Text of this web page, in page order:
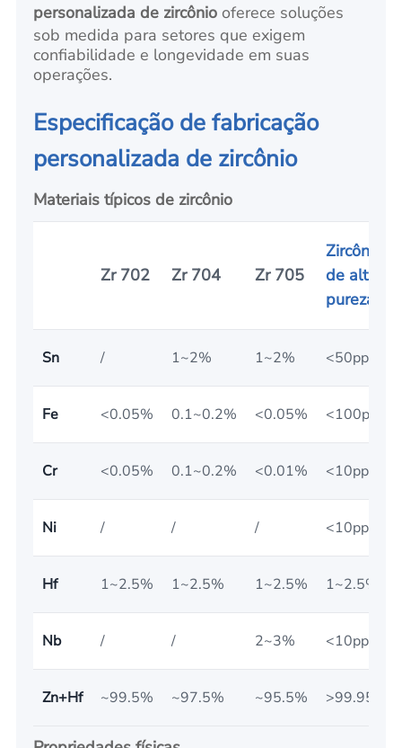
personalizada de zircônio oferece soluções
sob medida para setores que exigem
confiabilidade e longevidade em suas
operações.
Especificação de fabricação
personalizada de zircônio
Materiais típicos de zircônio
Zr 702 Zr 704 Zr 705
Zircônio
de alta
pureza
Sn / 1~2% 1~2% <50ppm
Fe <0.05% 0.1~0.2% <0.05% <100ppm
Cr <0.05% 0.1~0.2% <0.01% <10ppm
Ni / / / <10ppm
Hf 1~2.5% 1~2.5% 1~2.5% 1~2.5%
Nb / / 2~3% <10ppm
Zn+Hf ~99.5% ~97.5% ~95.5% >99.95%